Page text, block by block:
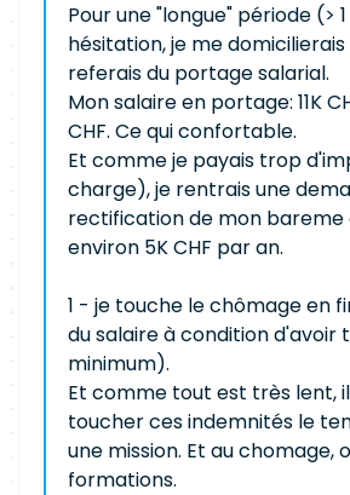
Pour une "longue" période (>
hésitation, je me domicilierais
referais du portage salarial.
Mon salaire en portage: 11K
CHF. Ce qui confortable.
Et comme je payais trop
charge), je rentrais une
rectification de mon
environ 5K CHF par an.
1 - je touche le chômage en
du salaire à condition d'avoir
minimum).
Et comme tout est très lent,
toucher ces indemnités le
une mission. Et au chomage,
formations.